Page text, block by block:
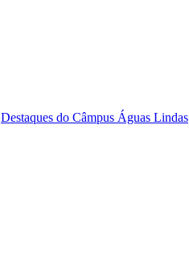
Destaques do Câmpus Águas Lindas